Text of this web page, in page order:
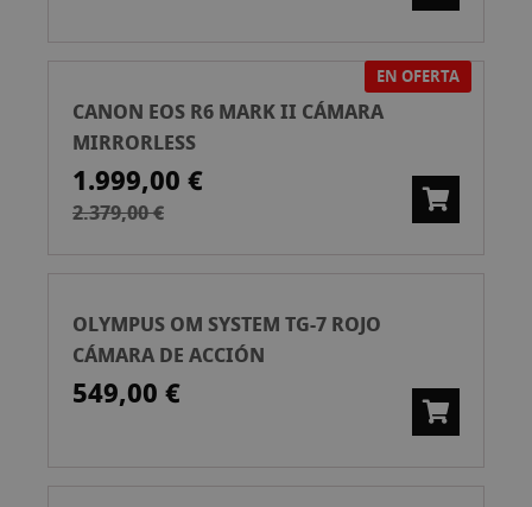
EN OFERTA
CANON EOS R6 MARK II CÁMARA
MIRRORLESS
1.999,00 €
2.379,00 €
OLYMPUS OM SYSTEM TG-7 ROJO
CÁMARA DE ACCIÓN
549,00 €